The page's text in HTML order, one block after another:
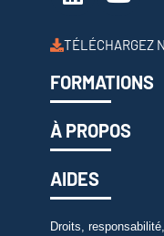
TÉLÉCHARGEZ
FORMATIONS
À PROPOS
AIDES
Droits,